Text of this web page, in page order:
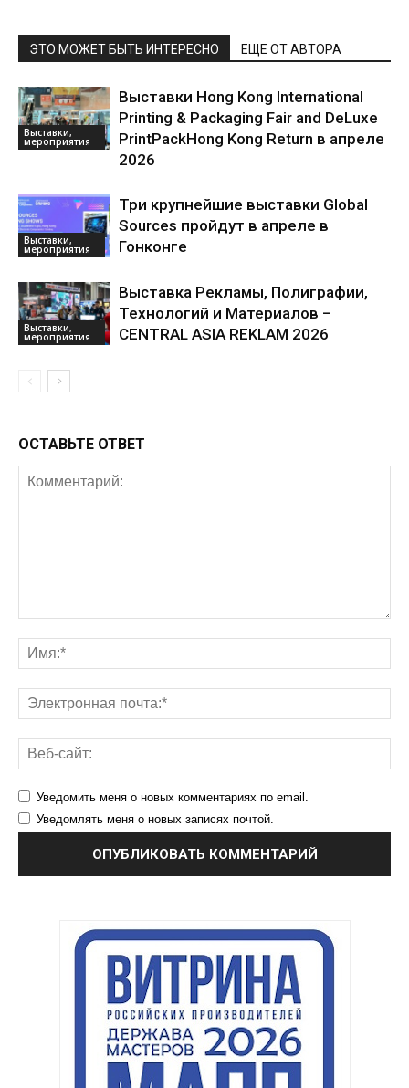
ЭТО МОЖЕТ БЫТЬ ИНТЕРЕСНО ЕЩЕ ОТ АВТОРА
Выставки,
мероприятия
Выставки Hong Kong International
Printing & Packaging Fair and DeLuxe
PrintPackHong Kong Return в апреле
2026
Выставки,
мероприятия
Три крупнейшие выставки Global
Sources пройдут в апреле в
Гонконге
Выставки,
мероприятия
Выставка Рекламы, Полиграфии,
Технологий и Материалов –
CENTRAL ASIA REKLAM 2026
ОСТАВЬТЕ ОТВЕТ
Уведомить меня о новых комментариях по email.
Уведомлять меня о новых записях почтой.